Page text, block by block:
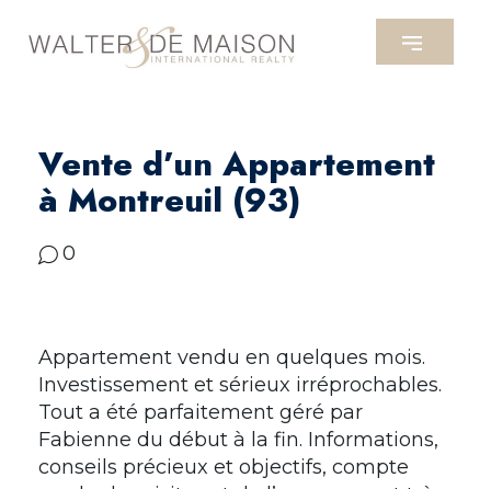
Vente d’un Appartement
à Montreuil (93)
0
Appartement vendu en quelques mois.
Investissement et sérieux irréprochables.
Tout a été parfaitement géré par
Fabienne du début à la fin. Informations,
conseils précieux et objectifs, compte